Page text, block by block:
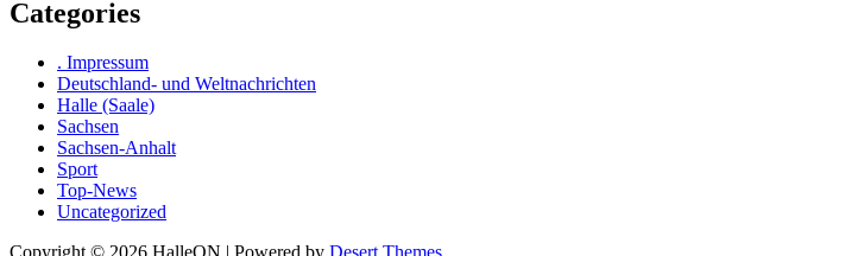
Categories
. Impressum
Deutschland- und Weltnachrichten
Halle (Saale)
Sachsen
Sachsen-Anhalt
Sport
Top-News
Uncategorized